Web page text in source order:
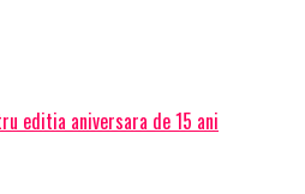
editia aniversara de 15 ani